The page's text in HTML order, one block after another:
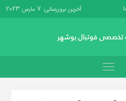
آخرین بروزرسانی: 7 مارس 2023